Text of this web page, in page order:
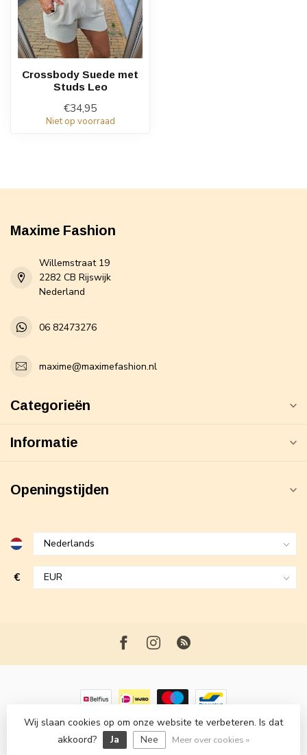
Crossbody Suede met
Studs Leo
€34,95
Niet op voorraad
Maxime Fashion
Willemstraat 19
2282 CB Rijswijk
Nederland
06 82473276
maxime@maximefashion.nl
Categorieën
Informatie
Openingstijden
€
© Copyright 2026 Maxime Fashion- Powered byLightspeed-
Lightspeed design
Dyvelopment
Wij slaan cookies op om onze website te verbeteren. Is dat
akkoord?
Ja Nee Meer over cookies »